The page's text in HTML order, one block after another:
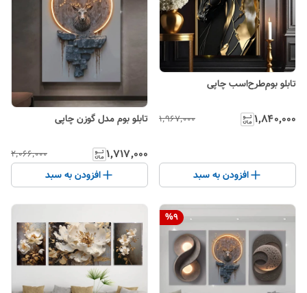
تابلو بوم‌طرح‌اسب چاپی
۱٬۸۴۰٬۰۰۰ ۱٬۹۶۷٬۰۰۰
افزودن به سبد
تابلو بوم مدل گوزن چاپی
۱٬۷۱۷٬۰۰۰ ۲٬۰۶۶٬۰۰۰
افزودن به سبد
%9